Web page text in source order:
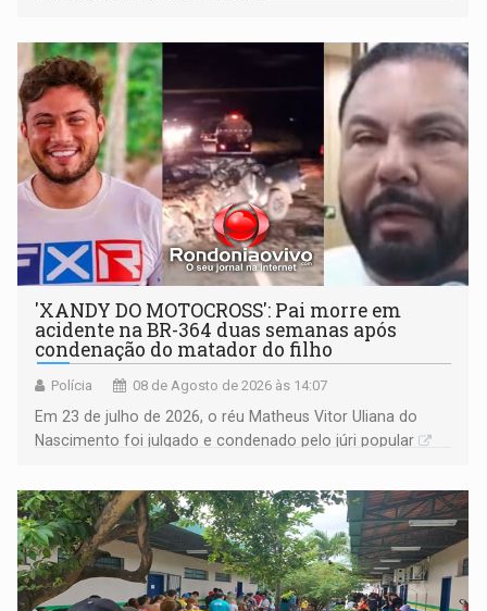
'XANDY DO MOTOCROSS': Pai morre em
acidente na BR-364 duas semanas após
condenação do matador do filho
Polícia 08 de Agosto de 2026 às 14:07
Em 23 de julho de 2026, o réu Matheus Vitor Uliana do
Nascimento foi julgado e condenado pelo júri popular